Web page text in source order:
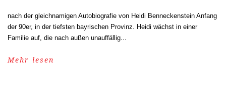
nach der gleichnamigen Autobiografie von Heidi Benneckenstein Anfang
der 90er, in der tiefsten bayrischen Provinz. Heidi wächst in einer
Familie auf, die nach außen unauffällig...
Mehr lesen